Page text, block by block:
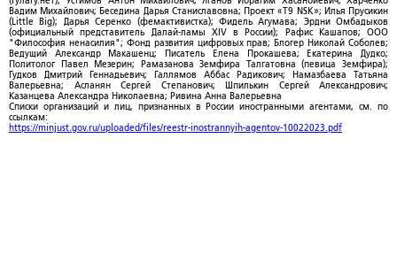
Вадим Михайлович; Беседина Дарья Станиславовна; Проект «T9 NSK»; Илья Прусикин
(Little Big); Дарья Серенко (фемактивистка); Фидель Агумава; Эрдни Омбадыков
(официальный представитель Далай-ламы XIV в России); Рафис Кашапов; ООО
"Философия ненасилия"; Фонд развития цифровых прав; Блогер Николай Соболев;
Ведущий Александр Макашенц; Писатель Елена Прокашева; Екатерина Дудко;
Политолог Павел Мезерин; Рамазанова Земфира Талгатовна (певица Земфира);
Гудков Дмитрий Геннадьевич; Галлямов Аббас Радикович; Намазбаева Татьяна
Валерьевна; Асланян Сергей Степанович; Шпилькин Сергей Александрович;
Казанцева Александра Николаевна; Ривина Анна Валерьевна
Списки организаций и лиц, признанных в России иностранными агентами, см. по
ссылкам:
https://minjust.gov.ru/uploaded/files/reestr-inostrannyih-agentov-10022023.pdf